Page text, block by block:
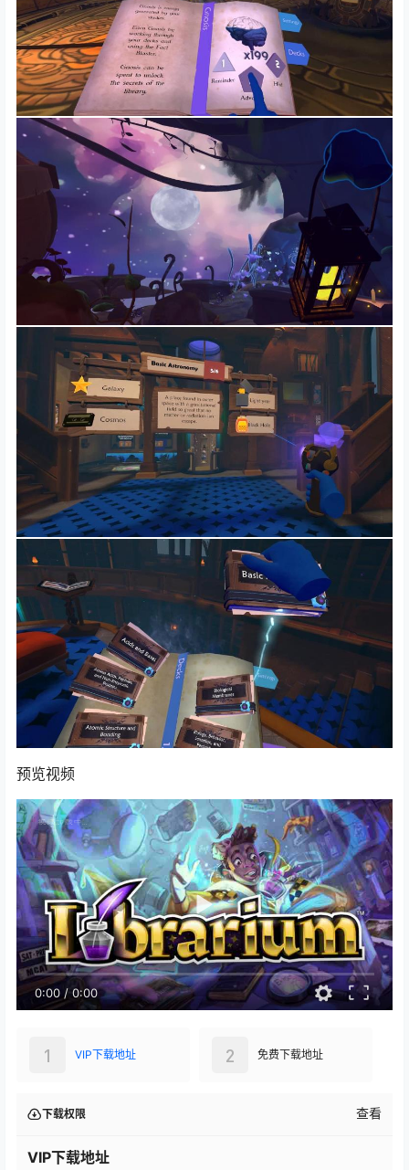
预览视频
0:00 / 0:00
VIP下载地址
1 免费下载地址
2
下载权限 查看
VIP下载地址